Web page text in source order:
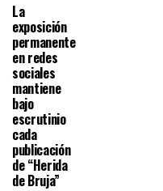
La
exposición
permanente
en redes
sociales
mantiene
bajo
escrutinio
cada
publicación
de “Herida
de Bruja”